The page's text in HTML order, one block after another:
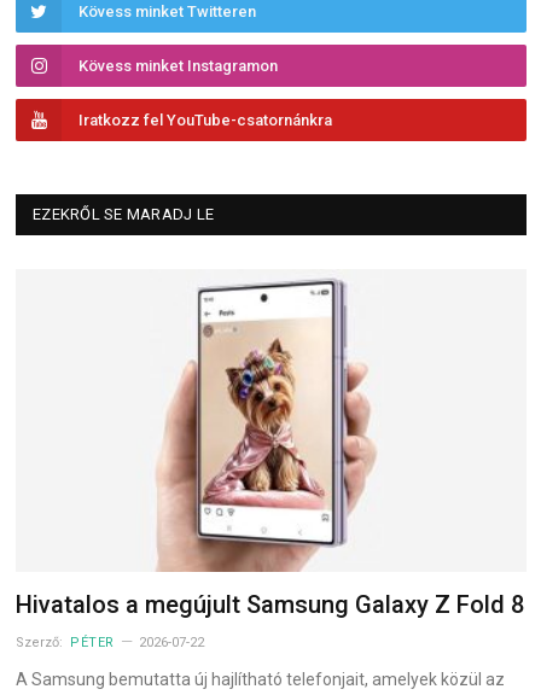
Kövess minket Twitteren
Kövess minket Instagramon
Iratkozz fel YouTube-csatornánkra
EZEKRŐL SE MARADJ LE
Hivatalos a megújult Samsung Galaxy Z Fold 8
Szerző: PÉTER 2026-07-22
A Samsung bemutatta új hajlítható telefonjait, amelyek közül az